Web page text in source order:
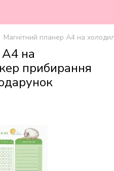
Магнітний планер А4 на
А4 на
прибирання